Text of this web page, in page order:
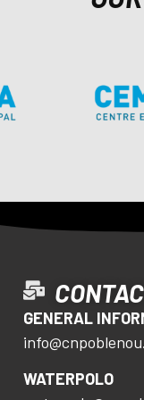
GENERAL
WATERPOLO